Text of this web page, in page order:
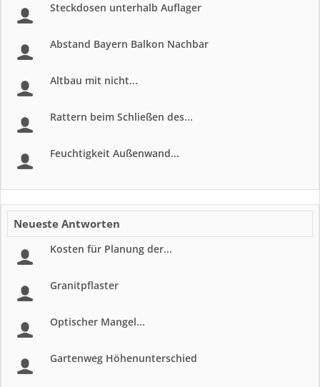
Steckdosen unterhalb Auflager
Abstand Bayern Balkon Nachbar
Altbau mit nicht...
Rattern beim Schließen des...
Feuchtigkeit Außenwand...
Neueste Antworten
Kosten für Planung der...
Granitpflaster
Optischer Mangel...
Gartenweg Höhenunterschied